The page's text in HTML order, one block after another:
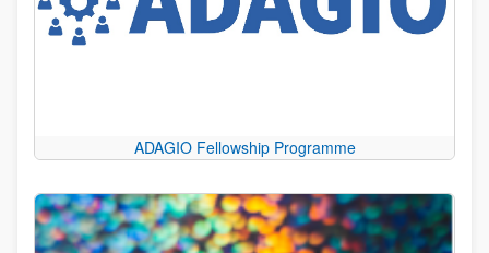
ADAGIO Fellowship Programme